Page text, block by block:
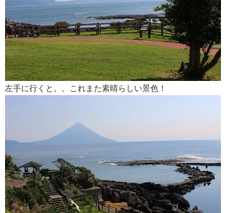
左手に行くと。。これまた素晴らしい景色！